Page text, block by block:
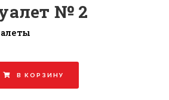
№ 2
В КОРЗИНУ